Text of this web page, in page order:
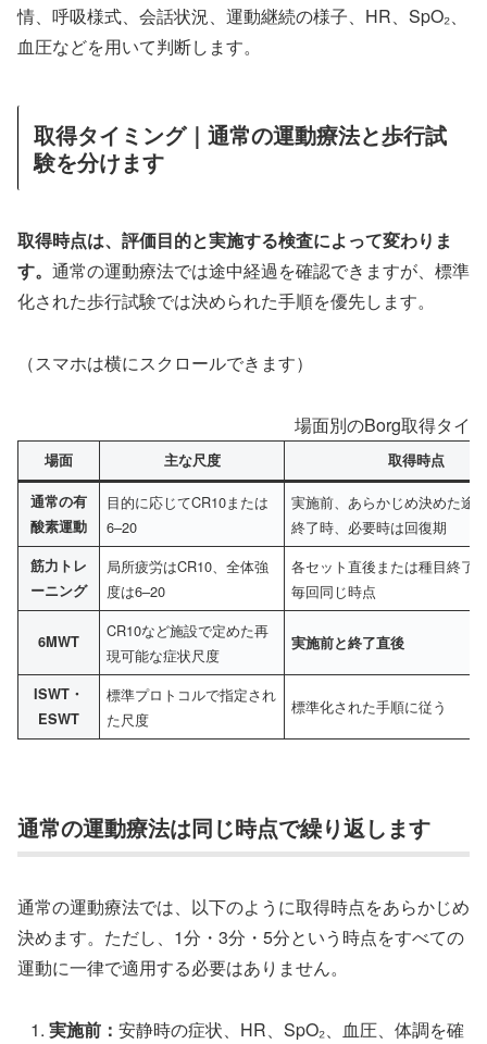
情、呼吸様式、会話状況、運動継続の様子、HR、SpO₂、
血圧などを用いて判断します。
取得タイミング｜通常の運動療法と歩行試
験を分けます
取得時点は、評価目的と実施する検査によって変わりま
す。 通常の運動療法では途中経過を確認できますが、標準
化された歩行試験では決められた手順を優先します。
（スマホは横にスクロールできます）
場面別のBorg取得タイ
場面 主な尺度 取得時点
通常の有
酸素運動
目的に応じてCR10または
6–20
実施前、あらかじめ決めた途
終了時、必要時は回復期
筋力トレ
ーニング
局所疲労はCR10、全体強
度は6–20
各セット直後または種目終了
毎回同じ時点
6MWT
CR10など施設で定めた再
現可能な症状尺度
実施前と終了直後
ISWT・
ESWT
標準プロトコルで指定され
た尺度
標準化された手順に従う
通常の運動療法は同じ時点で繰り返します
通常の運動療法では、以下のように取得時点をあらかじめ
決めます。ただし、1分・3分・5分という時点をすべての
運動に一律で適用する必要はありません。
実施前：安静時の症状、HR、SpO₂、血圧、体調を確